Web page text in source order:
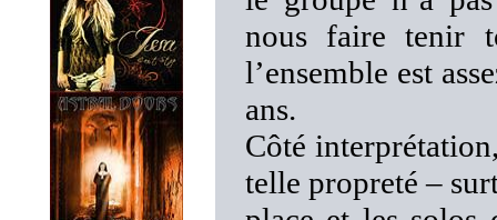
nous faire tenir
l’ensemble est
ans.
Côté
telle propreté –